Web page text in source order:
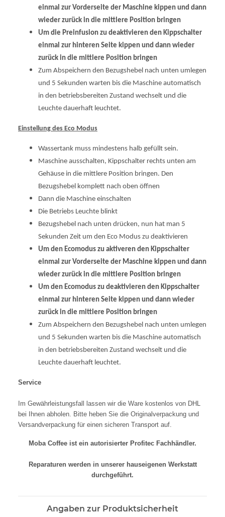
einmal zur Vorderseite der Maschine kippen und dann
wieder zurück in die mittlere Position bringen
Um die Preinfusion zu deaktivieren den Kippschalter
einmal zur hinteren Seite kippen und dann wieder
zurück in die mittlere Position bringen
Zum Abspeichern den Bezugshebel nach unten umlegen
und 5 Sekunden warten bis die Maschine automatisch
in den betriebsbereiten Zustand wechselt und die
Leuchte dauerhaft leuchtet.
Einstellung des Eco Modus
Wassertank muss mindestens halb gefüllt sein.
Maschine ausschalten, Kippschalter rechts unten am
Gehäuse in die mittlere Position bringen. Den
Bezugshebel komplett nach oben öffnen
Dann die Maschine einschalten
Die Betriebs Leuchte blinkt
Bezugshebel nach unten drücken, nun hat man 5
Sekunden Zeit um den Eco Modus zu deaktivieren
Um den Ecomodus zu aktiveren den Kippschalter
einmal zur Vorderseite der Maschine kippen und dann
wieder zurück in die mittlere Position bringen
Um den Ecomodus zu deaktivieren den Kippschalter
einmal zur hinteren Seite kippen und dann wieder
zurück in die mittlere Position bringen
Zum Abspeichern den Bezugshebel nach unten umlegen
und 5 Sekunden warten bis die Maschine automatisch
in den betriebsbereiten Zustand wechselt und die
Leuchte dauerhaft leuchtet.
Service
Im Gewährleistungsfall lassen wir die Ware kostenlos von DHL
bei Ihnen abholen. Bitte heben Sie die Originalverpackung und
Versandverpackung für einen sicheren Transport auf.
Moba Coffee ist ein autorisierter Profitec Fachhändler.
Reparaturen werden in unserer hauseigenen Werkstatt
durchgeführt.
Angaben zur Produktsicherheit